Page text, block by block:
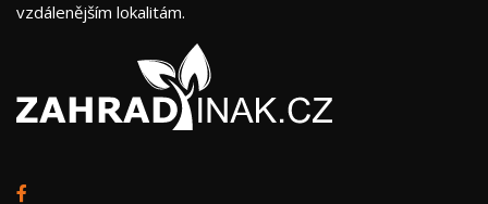
vzdálenějším lokalitám.